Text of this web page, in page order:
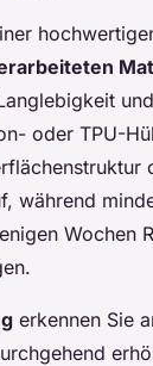
oder TPU-
während
Wochen
erkennen Sie